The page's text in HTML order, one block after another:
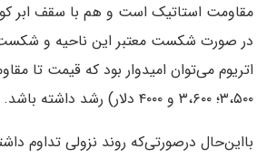
مقاومت استاتیک است و هم با سقف ابر
در صورت شکست معتبر این ناحیه و
اتریوم می‌توان امیدوار بود که قیمت تا
۳،۵۰۰؛ ۳،۶۰۰ و ۴۰۰۰ دلار) رشد داشته باشد.
با‌این‌حال درصورتی‌که روند نزولی تداوم